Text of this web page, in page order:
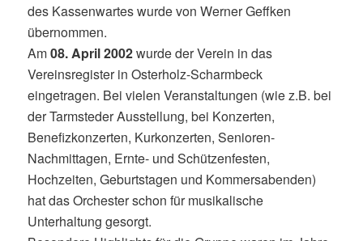
des Kassenwartes wurde von Werner Geffken
übernommen.
Am08. April 2002wurde der Verein in das
Vereinsregister in Osterholz-Scharmbeck
eingetragen. Bei vielen Veranstaltungen (wie z.B. bei
der Tarmsteder Ausstellung, bei Konzerten,
Benefizkonzerten, Kurkonzerten, Senioren-
Nachmittagen, Ernte- und Schützenfesten,
Hochzeiten, Geburtstagen und Kommersabenden)
hat das Orchester schon für musikalische
Unterhaltung gesorgt.